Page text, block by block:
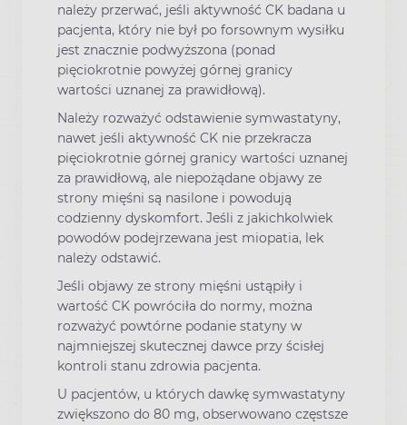
należy przerwać, jeśli aktywność CK badana u
pacjenta, który nie był po forsownym wysiłku
jest znacznie podwyższona (ponad
pięciokrotnie powyżej górnej granicy
wartości uznanej za prawidłową).
Należy rozważyć odstawienie symwastatyny,
nawet jeśli aktywność CK nie przekracza
pięciokrotnie górnej granicy wartości uznanej
za prawidłową, ale niepożądane objawy ze
strony mięśni są nasilone i powodują
codzienny dyskomfort. Jeśli z jakichkolwiek
powodów podejrzewana jest miopatia, lek
należy odstawić.
Jeśli objawy ze strony mięśni ustąpiły i
wartość CK powróciła do normy, można
rozważyć powtórne podanie statyny w
najmniejszej skutecznej dawce przy ścisłej
kontroli stanu zdrowia pacjenta.
U pacjentów, u których dawkę symwastatyny
zwiększono do 80 mg, obserwowano częstsze